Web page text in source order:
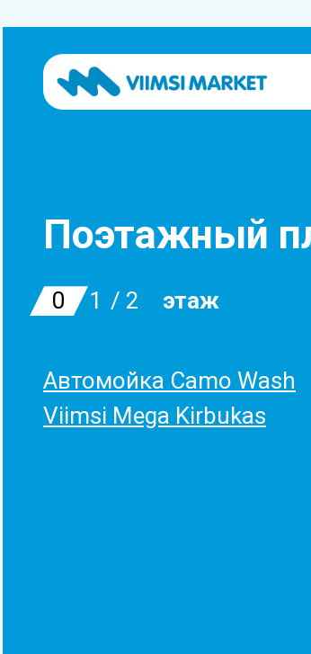
Поэтажный
0 1 2 этаж
Автомойка Camo Wash
Viimsi Mega Kirbukas